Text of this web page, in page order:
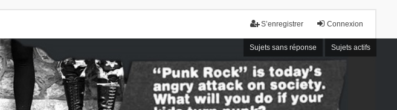
Connexion
S’enregistrer
Sujets sans réponse Sujets actifs